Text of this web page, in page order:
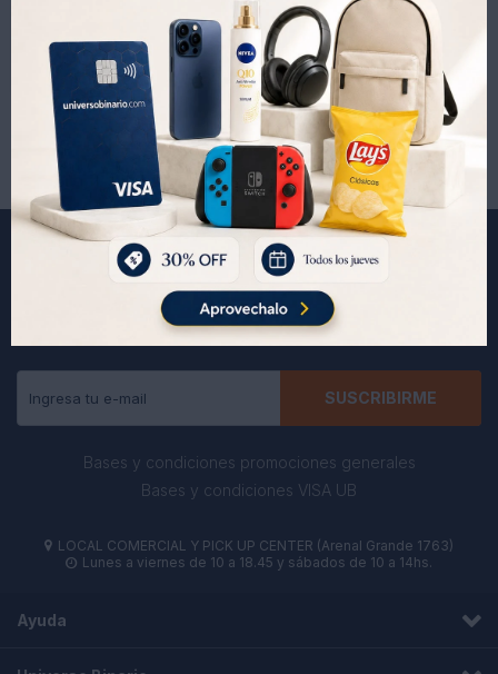
553
Suscríbete a nuestra newsletter
Recibe todas las novedades y ofertas de nuestra tienda.
SUSCRIBIRME
Bases y condiciones promociones generales
Bases y condiciones VISA UB
 LOCAL COMERCIAL Y PICK UP CENTER (Arenal Grande 1763)
 Lunes a viernes de 10 a 18.45 y sábados de 10 a 14hs.
Ayuda